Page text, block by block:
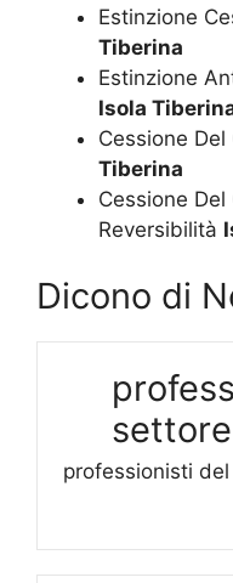
Estinzione
Tiberina
Estinzione
Isola
Cessione
Tiberina
Cessione
Reversibilità
Dicono di
professionisti